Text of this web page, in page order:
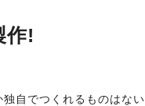
作!
自でつくれるものはない